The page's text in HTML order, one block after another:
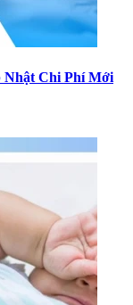
Nhật Chi Phí Mới